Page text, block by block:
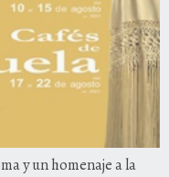
y un homenaje a la